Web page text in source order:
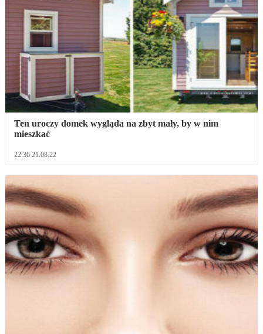
Ten uroczy domek wygląda na zbyt mały, by w nim
mieszkać
22:36 21.08.22